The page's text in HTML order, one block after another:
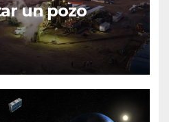
un pozo